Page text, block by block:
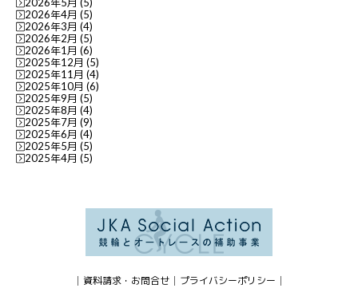
2026年5月 (5)
2026年4月 (5)
2026年3月 (4)
2026年2月 (5)
2026年1月 (6)
2025年12月 (5)
2025年11月 (4)
2025年10月 (6)
2025年9月 (5)
2025年8月 (4)
2025年7月 (9)
2025年6月 (4)
2025年5月 (5)
2025年4月 (5)
資料請求・お問合せ プライバシーポリシー